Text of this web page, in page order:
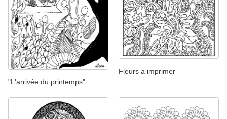
"L'arrivée du printemps"
Fleurs a imprimer